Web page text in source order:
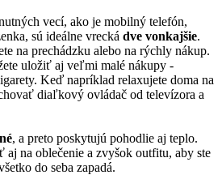
vecí, ako je mobilný telefón,
sú ideálne vrecká dve vonkajšie.
na prechádzku alebo na rýchly nákup.
uložiť aj veľmi malé nákupy -
Keď napríklad relaxujete doma na
diaľkový ovládač od televízora a
, a preto poskytujú pohodlie aj teplo.
na oblečenie a zvyšok outfitu, aby ste
do seba zapadá.